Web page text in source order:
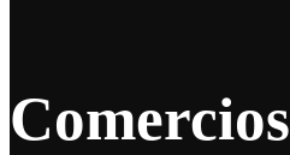
Comercios